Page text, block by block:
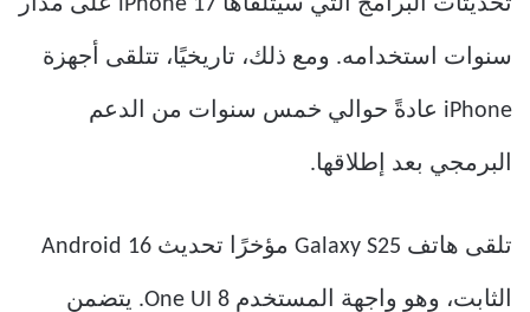
سنوات استخدامه. ومع ذلك، تاريخيًا، تتلقى أجهزة
iPhone عادةً حوالي خمس سنوات من الدعم
البرمجي بعد إطلاقها.
تلقى هاتف Galaxy S25 مؤخرًا تحديث Android 16
الثابت، وهو واجهة المستخدم One UI 8. يتضمن